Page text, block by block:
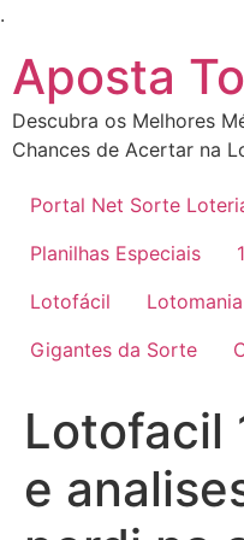
.
conteúdo
Aposta
Descubra os Melhores
Chances de Acertar na
Portal Net Sorte
Planilhas Especiais
Lotofácil
Lotomania
Gigantes da Sorte
Lotofacil
e